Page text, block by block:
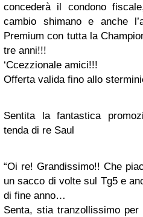
concederà il condono
cambio shimano e anche
Premium con tutta la
tre anni!!!
‘Ccezzionale amici!!!
Offerta valida fino allo
Sentita la fantastica
tenda di re Saul
“Oi re! Grandissimo!! Che
un sacco di volte sul Tg5 e
di fine anno…
Senta, stia tranzollissimo